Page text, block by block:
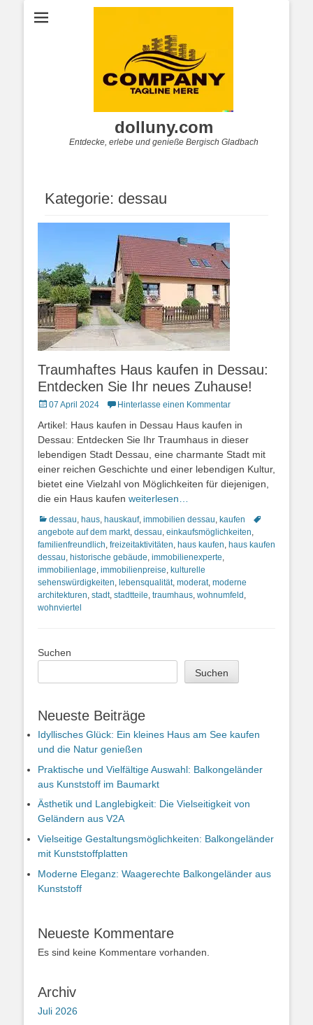
dolluny.com
Entdecke, erlebe und genieße Bergisch Gladbach
Kategorie: dessau
Traumhaftes Haus kaufen in Dessau:
Entdecken Sie Ihr neues Zuhause!
Posted
07 April 2024 Hinterlasse einen Kommentar
Artikel: Haus kaufen in Dessau Haus kaufen in
Dessau: Entdecken Sie Ihr Traumhaus in dieser
lebendigen Stadt Dessau, eine charmante Stadt mit
einer reichen Geschichte und einer lebendigen Kultur,
bietet eine Vielzahl von Möglichkeiten für diejenigen,
die ein Haus kaufen weiterlesen…
Kategorien
dessau, haus, hauskauf, immobilien dessau, kaufen
Schlagworte
angebote auf dem markt, dessau, einkaufsmöglichkeiten,
familienfreundlich, freizeitaktivitäten, haus kaufen, haus kaufen
dessau, historische gebäude, immobilienexperte,
immobilienlage, immobilienpreise, kulturelle
sehenswürdigkeiten, lebensqualität, moderat, moderne
architekturen, stadt, stadtteile, traumhaus, wohnumfeld ,
wohnviertel
Suchen
Suchen
Neueste Beiträge
Idyllisches Glück: Ein kleines Haus am See kaufen
und die Natur genießen
Praktische und Vielfältige Auswahl: Balkongeländer
aus Kunststoff im Baumarkt
Ästhetik und Langlebigkeit: Die Vielseitigkeit von
Geländern aus V2A
Vielseitige Gestaltungsmöglichkeiten: Balkongeländer
mit Kunststoffplatten
Moderne Eleganz: Waagerechte Balkongeländer aus
Kunststoff
Neueste Kommentare
Es sind keine Kommentare vorhanden.
Archiv
Juli 2026